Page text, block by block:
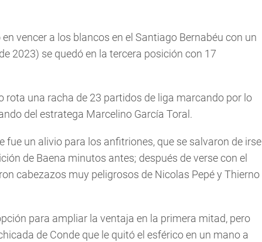
vencer a los blancos en el Santiago Bernabéu con un
2023) se quedó en la tercera posición con 17
rota una racha de 23 partidos de liga marcando por lo
del estratega Marcelino García Toral.
fue un alivio para los anfitriones, que se salvaron de irse
de Baena minutos antes; después de verse con el
cabezazos muy peligrosos de Nicolas Pepé y Thierno
para ampliar la ventaja en la primera mitad, pero
de Conde que le quitó el esférico en un mano a